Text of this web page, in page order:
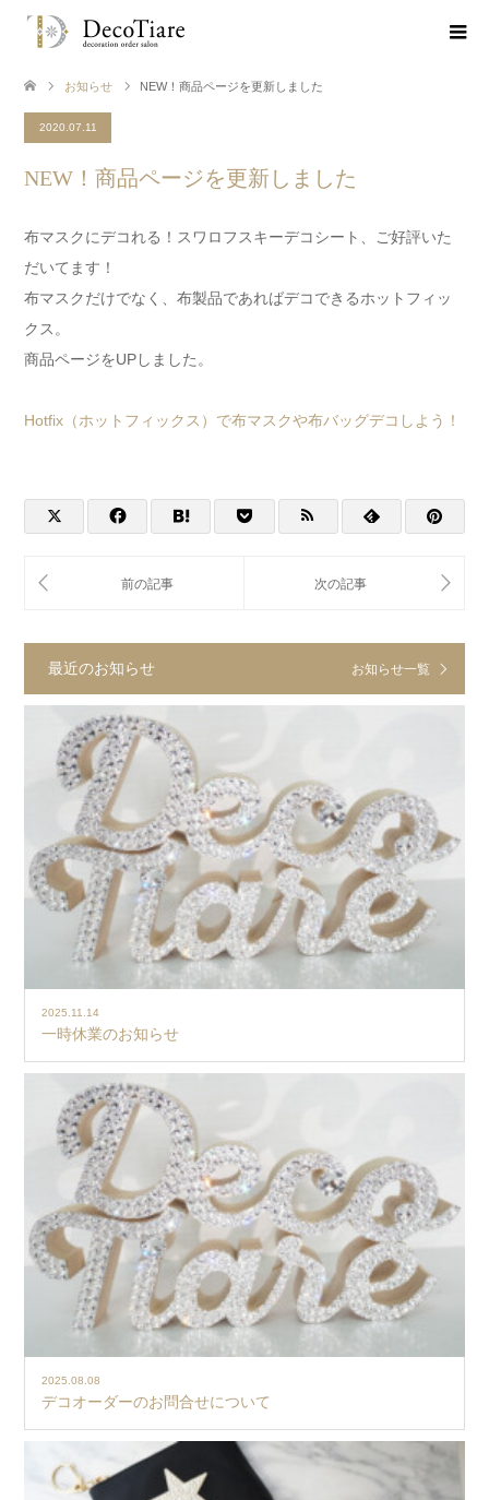
お知らせ NEW！商品ページを更新しました
2020.07.11
NEW！商品ページを更新しました
布マスクにデコれる！スワロフスキーデコシート、ご好評いた
だいてます！
布マスクだけでなく、布製品であればデコできるホットフィッ
クス。
商品ページをUPしました。
Hotfix（ホットフィックス）で布マスクや布バッグデコしよう！
最近のお知らせ お知らせ一覧
2025.11.14
一時休業のお知らせ
2025.08.08
デコオーダーのお問合せについて